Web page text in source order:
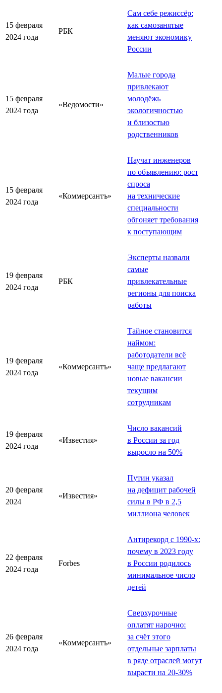
15 февраля
2024 года
РБК
Сам себе режиссёр:
как самозанятые
меняют экономику
России
15 февраля
2024 года
«Ведомости»
Малые города
привлекают
молодёжь
экологичностью
и близостью
родственников
15 февраля
2024 года
«Коммерсантъ»
Научат инженеров
по объявлению: рост
спроса
на технические
специальности
обгоняет требования
к поступающим
19 февраля
2024 года
РБК
Эксперты назвали
самые
привлекательные
регионы для поиска
работы
19 февраля
2024 года
«Коммерсантъ»
Тайное становится
наймом:
работодатели всё
чаще предлагают
новые вакансии
текущим
сотрудникам
19 февраля
2024 года
«Известия»
Число вакансий
в России за год
выросло на 50%
20 февраля
2024
«Известия»
Путин указал
на дефицит рабочей
силы в РФ в 2,5
миллиона человек
22 февраля
2024 года
Forbes
Антирекорд с 1990-х:
почему в 2023 году
в России родилось
минимальное число
детей
26 февраля
2024 года
«Коммерсантъ»
Сверхурочные
оплатят нарочно:
за счёт этого
отдельные зарплаты
в ряде отраслей могут
вырасти на 20-30%